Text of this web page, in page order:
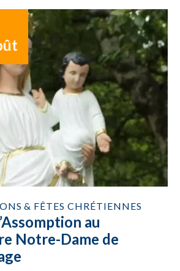
& FÊTES CHRÉTIENNES
au
Notre-Dame de